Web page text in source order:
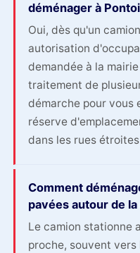
déménager à
Oui, dès qu'un
autorisation
demandée à la
traitement de
démarche pour vous
réserve
dans les rues
Comment
pavées autour de
Le camion stationne
proche, souvent vers